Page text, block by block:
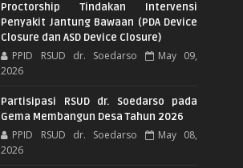
Proctorship Tindakan Intervensi
Penyakit Jantung Bawaan (PDA Device
Closure dan ASD Device Closure)
PPID RSUD dr. Soedarso
May 09,
2026
Partisipasi RSUD dr. Soedarso pada
Gema Membangun Desa Tahun 2026
PPID RSUD dr. Soedarso
May 08,
2026